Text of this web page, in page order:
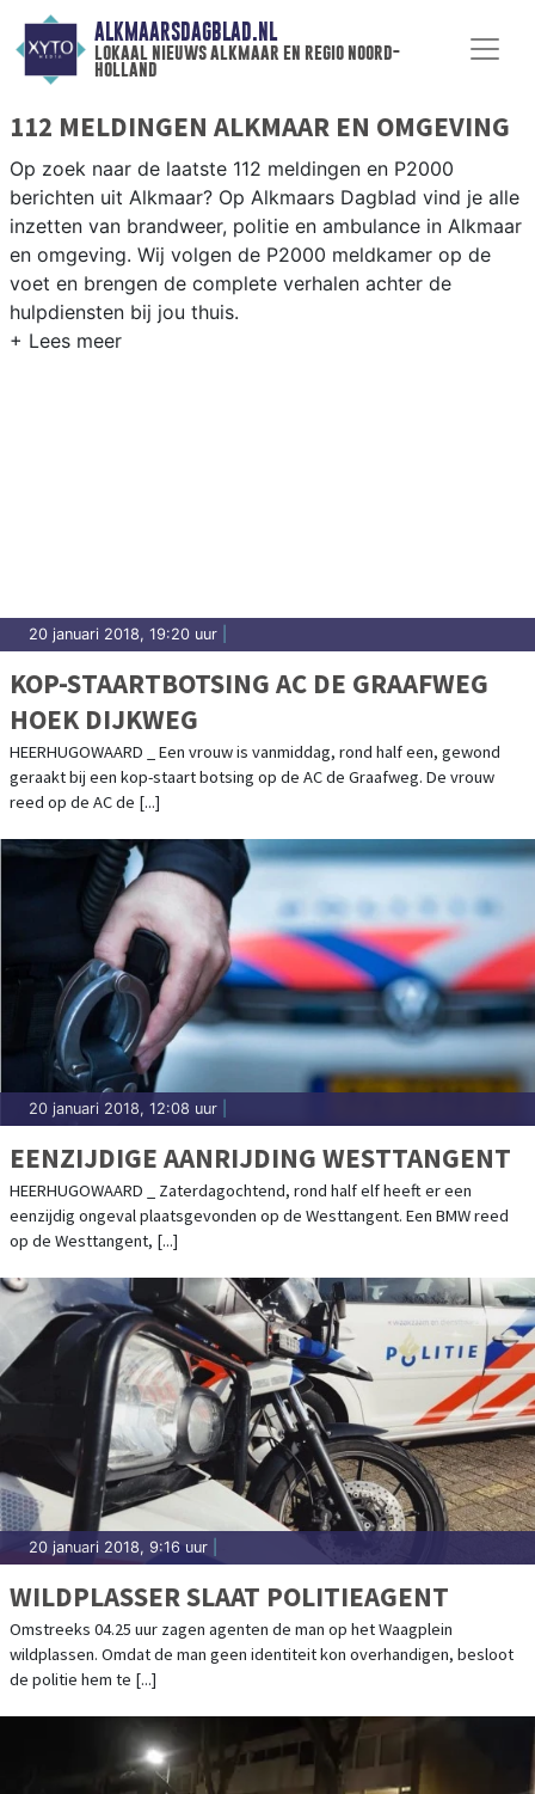
ALKMAARSDAGBLAD.NL
lokaal nieuws alkmaar en regio noord-
holland
112 MELDINGEN ALKMAAR EN OMGEVING
Op zoek naar de laatste 112 meldingen en P2000
berichten uit Alkmaar? Op Alkmaars Dagblad vind je alle
inzetten van brandweer, politie en ambulance in Alkmaar
en omgeving. Wij volgen de P2000 meldkamer op de
voet en brengen de complete verhalen achter de
hulpdiensten bij jou thuis.
20 januari 2018, 19:20 uur
KOP-STAARTBOTSING AC DE GRAAFWEG
HOEK DIJKWEG
HEERHUGOWAARD _ Een vrouw is vanmiddag, rond half een, gewond
geraakt bij een kop-staart botsing op de AC de Graafweg. De vrouw
reed op de AC de [...]
20 januari 2018, 12:08 uur
EENZIJDIGE AANRIJDING WESTTANGENT
HEERHUGOWAARD _ Zaterdagochtend, rond half elf heeft er een
eenzijdig ongeval plaatsgevonden op de Westtangent. Een BMW reed
op de Westtangent, [...]
20 januari 2018, 9:16 uur
WILDPLASSER SLAAT POLITIEAGENT
Omstreeks 04.25 uur zagen agenten de man op het Waagplein
wildplassen. Omdat de man geen identiteit kon overhandigen, besloot
de politie hem te [...]